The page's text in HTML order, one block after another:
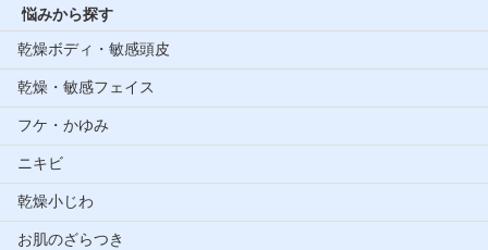
悩みから探す
乾燥ボディ・敏感頭皮
乾燥・敏感フェイス
フケ・かゆみ
ニキビ
乾燥小じわ
お肌のざらつき